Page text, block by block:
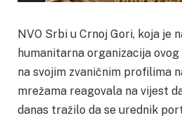
NVO Srbi u Crnoj Gori, koja je
humanitarna organizacija
na svojim zvaničnim profilima
mrežama reagovala na vijest
danas tražilo da se urednik